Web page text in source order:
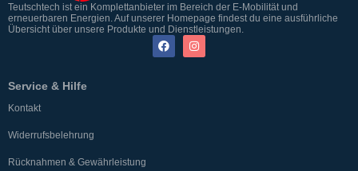
Teutschtech ist ein Komplettanbieter im Bereich der E-Mobilität und
erneuerbaren Energien. Auf unserer Homepage findest du eine ausführliche
Übersicht über unsere Produkte und Dienstleistungen.
Service & Hilfe
Kontakt
Widerrufsbelehrung
Rücknahmen & Gewährleistung